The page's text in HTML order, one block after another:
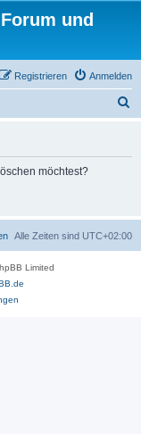
und
Anmelden
Registrieren
möchtest?
Alle Zeiten sind UTC+02:00
Limited